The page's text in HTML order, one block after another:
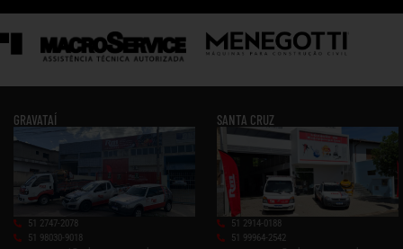
GRAVATAÍ
51 2747-2078
51 98030-9018
SANTA CRUZ
51 2914-0188
51 99964-2542